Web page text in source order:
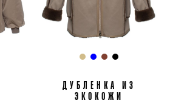
ДУБЛЕНКА ИЗ
ЭКОКОЖИ